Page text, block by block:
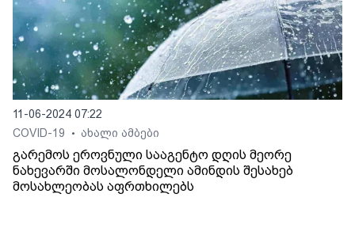
11-06-2024 07:22
COVID-19
• ახალი ამბები
გარემოს ეროვნული სააგენტო დღის მეორე
ნახევარში მოსალონდელი ამინდის შესახებ
მოსახლეობას აფრთხილებს